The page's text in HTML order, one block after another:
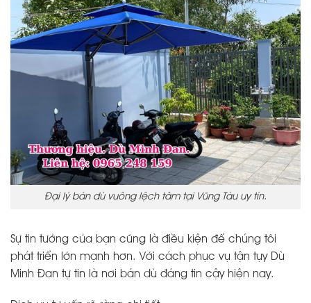
Đại lý bán dù vuông lệch tâm tại Vũng Tàu uy tín.
Sự tin tưởng của bạn cũng là điều kiện để chúng tôi
phát triển lớn mạnh hơn. Với cách phục vụ tận tụy Dù
Minh Đan tự tin là nơi bán dù đáng tin cậy hiện nay.